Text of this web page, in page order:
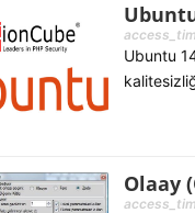
Ubuntu
Olaay